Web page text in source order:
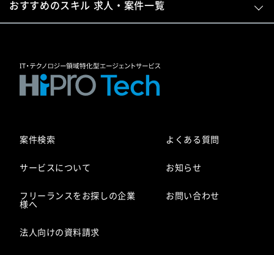
おすすめのスキル 求人・案件一覧
案件検索
サービスについて
フリーランスをお探しの企業
様へ
法人向けの資料請求
よくある質問
お知らせ
お問い合わせ